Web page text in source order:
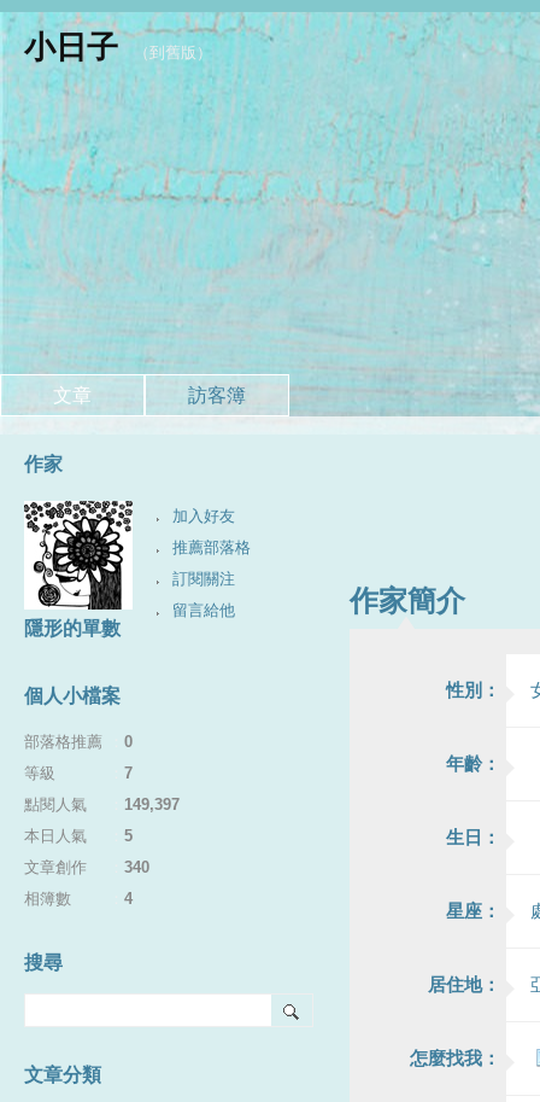
小日子 （到舊版 ）
文章 訪客簿
作家簡介
性別：
年齡：
生日：
星座：
居住地：
怎麼找我：
作家
加入好友
推薦部落格
訂閱關注
留言給他
隱形的單數
個人小檔案
部落格推薦
0
等級
7
點閱人氣
149,397
本日人氣
5
文章創作
340
相簿數
4
搜尋
文章分類